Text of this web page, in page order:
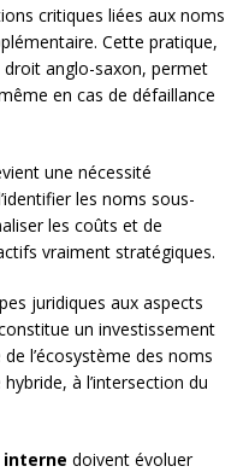
critiques liées aux noms
Cette pratique,
droit anglo-saxon, permet
en cas de défaillance
une nécessité
les noms sous-
les coûts et de
vraiment stratégiques.
juridiques aux aspects
un investissement
l’écosystème des noms
à l’intersection du
interne doivent évoluer